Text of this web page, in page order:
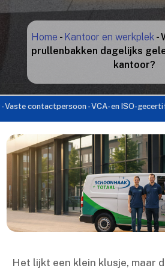
Home - Kantoor en werkplek -
prullenbakken dagelijks
kantoor?
- VCA- en ISO-
Het lijkt een klein klusje, maar